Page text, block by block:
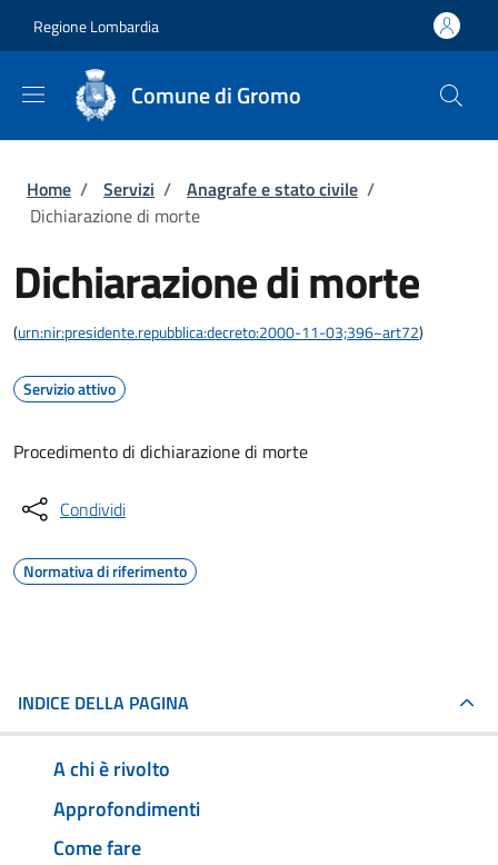
Regione Lombardia
Comune di Gromo
Briciole di pane
Home / Servizi / Anagrafe e stato civile /
Dichiarazione di morte
Dichiarazione di morte
(urn:nir:presidente.repubblica:decreto:2000-11-03;396~art72)
Servizio attivo
Procedimento di dichiarazione di morte
Condividi
Normativa di riferimento
INDICE DELLA PAGINA
A chi è rivolto
Approfondimenti
Come fare